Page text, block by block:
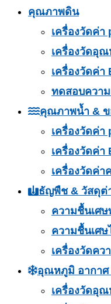
คุณภาพดิน
เครื่องวัดค่
เครื่องวัดอุ
เครื่องวัดค่า
ทดสอบควา
คุณภาพน้ำ & ข
เครื่องวัดค่า
เครื่องวัดค่า
เครื่องวัดค่า
ธัญพืช & วัสดุต่
ความชื้นเศษ
ความชื้นเศษ
เครื่องวัดค
อุณหภูมิ อากาศ
เครื่องวัดอุ